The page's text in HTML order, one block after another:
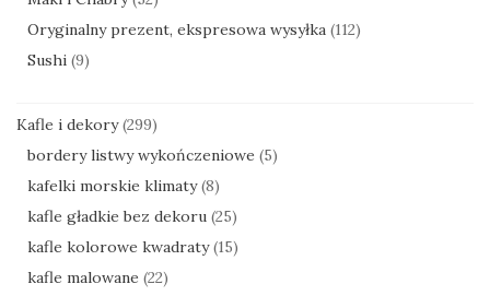
Oryginalny prezent, ekspresowa wysyłka (112)
Sushi (9)
Kafle i dekory (299)
bordery listwy wykończeniowe (5)
kafelki morskie klimaty (8)
kafle gładkie bez dekoru (25)
kafle kolorowe kwadraty (15)
kafle malowane (22)